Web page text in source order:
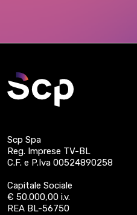
Scp Spa
Reg. Imprese TV-BL
C.F. e P.Iva 00524890258
Capitale Sociale
€ 50.000,00 i.v.
REA BL-56750